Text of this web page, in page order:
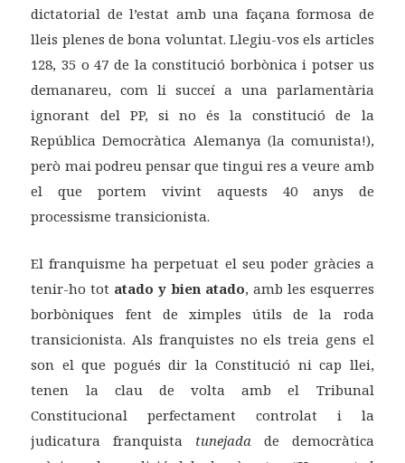
dictatorial de l’estat amb una façana formosa de
lleis plenes de bona voluntat. Llegiu-vos els articles
128, 35 o 47 de la constitució borbònica i potser us
demanareu, com li succeí a una parlamentària
ignorant del PP, si no és la constitució de la
República Democràtica Alemanya (la comunista!),
però mai podreu pensar que tingui res a veure amb
el que portem vivint aquests 40 anys de
processisme transicionista.
El franquisme ha perpetuat el seu poder gràcies a
tenir-ho tot atado y bien atado, amb les esquerres
borbòniques fent de ximples útils de la roda
transicionista. Als franquistes no els treia gens el
son el que pogués dir la Constitució ni cap llei,
tenen la clau de volta amb el Tribunal
Constitucional perfectament controlat i la
judicatura franquista tunejada de democràtica